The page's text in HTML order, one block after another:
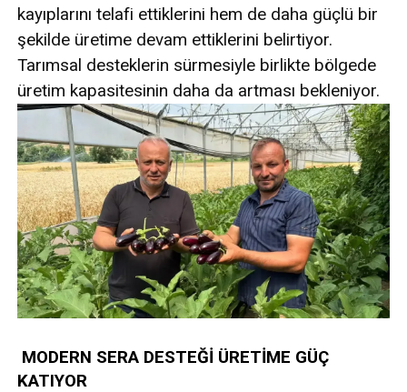
kayıplarını telafi ettiklerini hem de daha güçlü bir
şekilde üretime devam ettiklerini belirtiyor.
Tarımsal desteklerin sürmesiyle birlikte bölgede
üretim kapasitesinin daha da artması bekleniyor.
MODERN SERA DESTEĞİ ÜRETİME GÜÇ
KATIYOR